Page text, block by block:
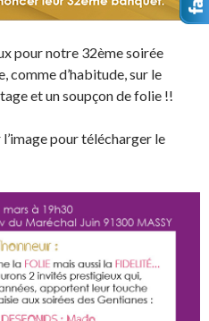
pour notre 32ème soirée
comme d’habitude, sur le
et un soupçon de folie !!
pour télécharger le